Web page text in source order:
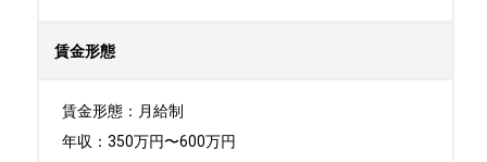
賃金形態
賃金形態：月給制
年収：350万円〜600万円